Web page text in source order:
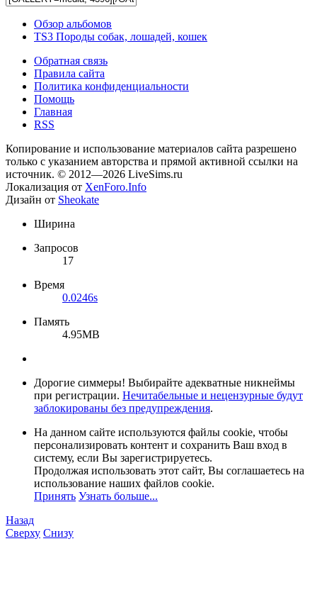
Обзор альбомов
TS3 Породы собак, лошадей, кошек
Обратная связь
Правила сайта
Политика конфиденциальности
Помощь
Главная
RSS
Копирование и использование материалов сайта разрешено
только с указанием авторства и прямой активной ссылки на
источник. © 2012—2026 LiveSims.ru
Локализация от XenForo.Info
Дизайн от Sheokate
Ширина
Запросов
17
Время
0.0246s
Память
4.95MB
Дорогие симмеры! Выбирайте адекватные никнеймы
при регистрации. Нечитабельные и нецензурные будут
заблокированы без предупреждения.
На данном сайте используются файлы cookie, чтобы
персонализировать контент и сохранить Ваш вход в
систему, если Вы зарегистрируетесь.
Продолжая использовать этот сайт, Вы соглашаетесь на
использование наших файлов cookie.
Принять Узнать больше...
Назад
Сверху Снизу